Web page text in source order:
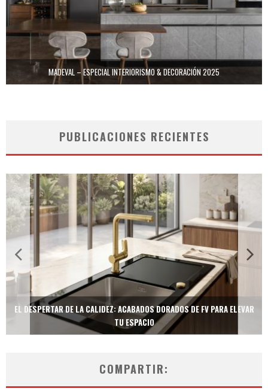
MADEVAL – ESPECIAL INTERIORISMO & DECORACIÓN 2025
PUBLICACIONES RECIENTES
TECNOLOGÍA Y BIENESTAR DE VANGUARDIA: EL INODORO INTELIGENTE
NEOTECH DE FV.
COMPARTIR: